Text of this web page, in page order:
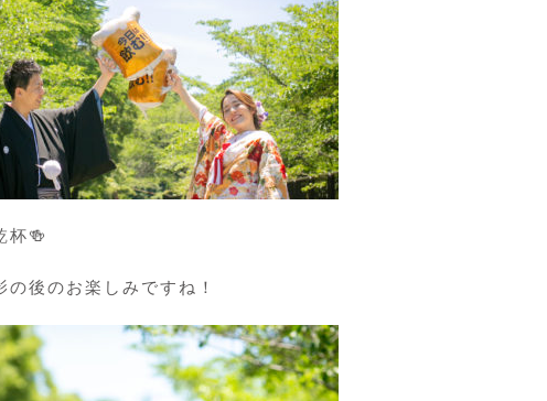
杯🍻
の後のお楽しみですね！